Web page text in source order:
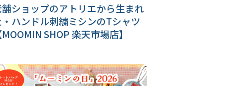
ショップのアトリエから生まれ
・ハンドル刺繍ミシンのTシャツ
MOOMIN SHOP 楽天市場店】